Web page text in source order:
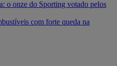
o onze do Sporting votado pelos
com forte queda na